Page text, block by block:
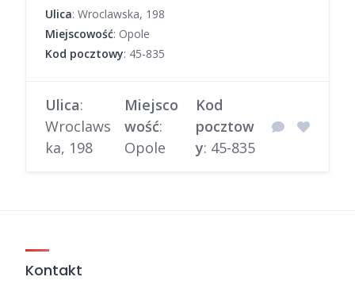
Ulica: Wroclawska, 198
Miejscowość: Opole
Kod pocztowy: 45-835
Ulica:
Wroclaws
ka, 198
Miejsco
wość:
Opole
Kod
pocztow
y: 45-835
Kontakt